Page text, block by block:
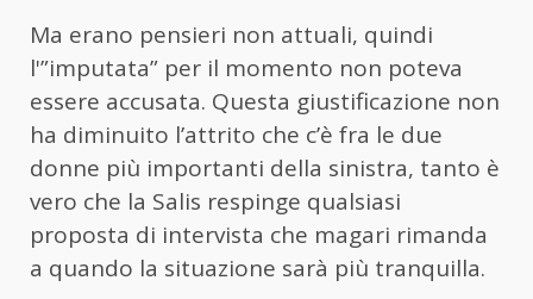
Ma erano pensieri non attuali, quindi
l'”imputata” per il momento non poteva
essere accusata. Questa giustificazione non
ha diminuito l’attrito che c’è fra le due
donne più importanti della sinistra, tanto è
vero che la Salis respinge qualsiasi
proposta di intervista che magari rimanda
a quando la situazione sarà più tranquilla.